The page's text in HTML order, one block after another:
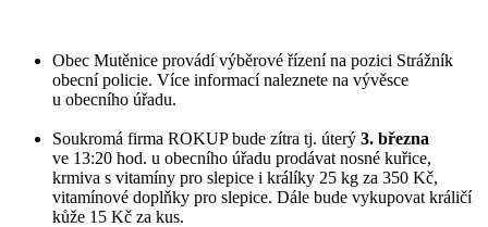
Obec Mutěnice provádí výběrové řízení na pozici Strážník
obecní policie. Více informací naleznete na vývěsce
u obecního úřadu.
Soukromá firma ROKUP bude zítra tj. úterý 3. března
ve 13:20 hod. u obecního úřadu prodávat nosné kuřice,
krmiva s vitamíny pro slepice i králíky 25 kg za 350 Kč,
vitamínové doplňky pro slepice. Dále bude vykupovat králičí
kůže 15 Kč za kus.